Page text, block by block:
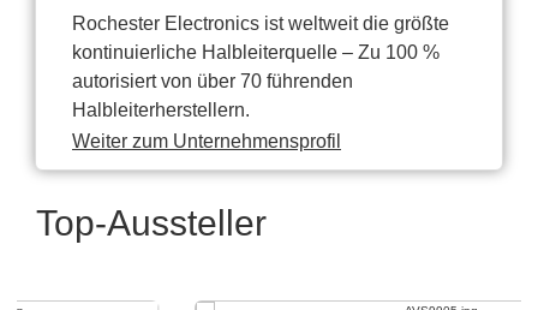
Rochester Electronics ist weltweit die größte
kontinuierliche Halbleiterquelle – Zu 100 %
autorisiert von über 70 führenden
Halbleiterherstellern.
Weiter zum Unternehmensprofil
Top-Aussteller